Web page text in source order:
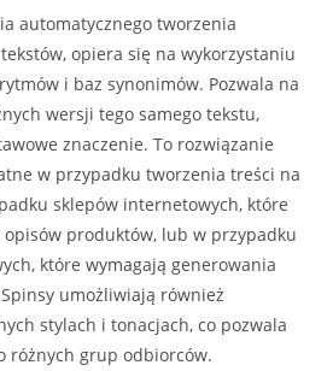
automatycznego tworzenia
opiera się na wykorzystaniu
i baz synonimów. Pozwala na
wersji tego samego tekstu,
znaczenie. To rozwiązanie
w przypadku tworzenia treści na
sklepów internetowych, które
produktów, lub w przypadku
które wymagają generowania
umożliwiają również
stylach i tonacjach, co pozwala
różnych grup odbiorców.